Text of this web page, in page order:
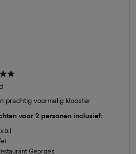
prachtig voormalig klooster
voor 2 personen inclusief:
George's